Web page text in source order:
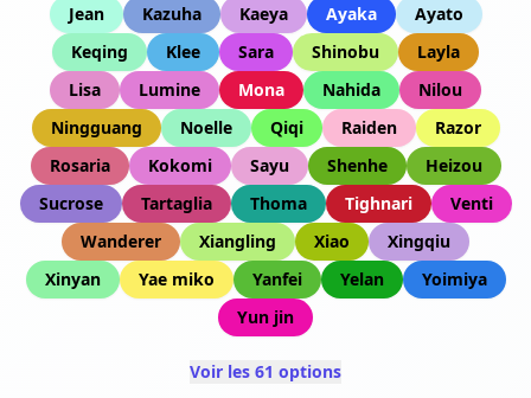
Jean
Kazuha Kaeya Ayaka
Ayato
Keqing
Klee Sara Shinobu
Layla
Lisa
Lumine Mona Nahida
Nilou
Ningguang
Noelle Qiqi Raiden
Razor
Rosaria
Kokomi Sayu Shenhe
Heizou
Sucrose
Tartaglia Thoma Tighnari
Venti
Wanderer
Xiangling Xiao
Xingqiu
Xinyan
Yae miko Yanfei Yelan
Yoimiya
Yun jin
Voir les 61 options